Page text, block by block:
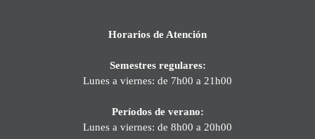
Horarios de Atención
Semestres regulares:
Lunes a viernes: de 7h00 a 21h00
Períodos de verano:
Lunes a viernes: de 8h00 a 20h00